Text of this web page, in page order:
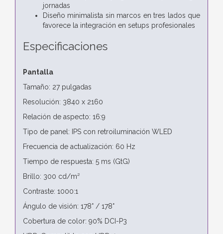
jornadas
Diseño minimalista sin marcos en tres lados que
favorece la integración en setups profesionales
Especificaciones
Pantalla
Tamaño: 27 pulgadas
Resolución: 3840 x 2160
Relación de aspecto: 16:9
Tipo de panel: IPS con retroiluminación WLED
Frecuencia de actualización: 60 Hz
Tiempo de respuesta: 5 ms (GtG)
Brillo: 300 cd/m²
Contraste: 1000:1
Ángulo de visión: 178° / 178°
Cobertura de color: 90% DCI-P3